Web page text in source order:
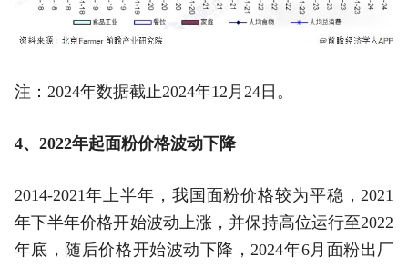
注：2024年数据截止2024年12月24日。
4、2022年起面粉价格波动下降
2014-2021年上半年，我国面粉价格较为平稳，2021
年下半年价格开始波动上涨，并保持高位运行至2022
年底，随后价格开始波动下降，2024年6月面粉出厂